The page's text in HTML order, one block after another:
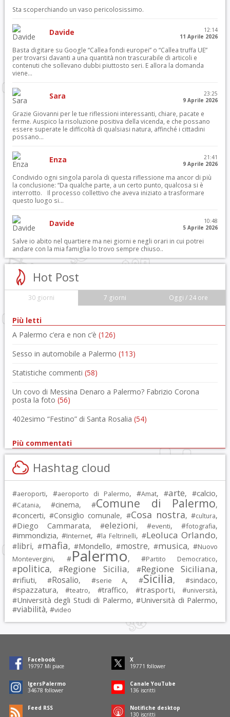
Sta scoperchiando un vaso pericolosissimo.
Davide
12:14
11 Aprile 2026
Basta digitare su Google “Callea fondi europei” o “Callea truffa UE”
per trovarsi davanti a una quantità non trascurabile di articoli e
contenuti che sollevano dubbi piuttosto seri. E allora la domanda
viene...
Sara
23:25
9 Aprile 2026
Grazie Giovanni per le tue riflessioni interessanti, chiare, pacate e
ferme. Auspico la risoluzione positiva della vicenda, e che possano
essere superate le difficoltà di qualsiasi natura, affinché i cittadini
possano...
Enza
21:41
9 Aprile 2026
Condivido ogni singola parola di questa riflessione ma ancor di più
la conclusione: “Da qualche parte, a un certo punto, qualcosa si è
interrotto. Il processo collettivo che aveva iniziato a trasformare
questo luogo si...
Davide
10:48
5 Aprile 2026
Salve io abito nel quartiere ma nei giorni e negli orari in cui potrei
andare con la mia famiglia lo trovo sempre chiuso..
Hot Post
30 giorni 7 giorni Oggi / 24 ore
Più letti
A Palermo c’era e non c’è (126)
Sesso in automobile a Palermo (113)
Statistiche commenti (58)
Un covo di Messina Denaro a Palermo? Fabrizio Corona
posta la foto (56)
402esimo “Festino” di Santa Rosalia (54)
Più commentati
Hashtag cloud
#aeroporti, #aeroporto di Palermo, #Amat, #arte, #calcio,
#Catania, #cinema, #Comune di Palermo,
#concerti, #Consiglio comunale, #Cosa nostra, #cultura,
#Diego Cammarata, #elezioni, #eventi, #fotografia,
#immondizia, #Internet, #la Feltrinelli, #Leoluca Orlando,
#libri, #mafia, #Mondello, #mostre, #musica, #Nuovo
Montevergini, #Palermo, #Partito Democratico,
#politica, #Regione Sicilia, #Regione Siciliana,
#rifiuti, #Rosalio, #serie A, #Sicilia, #sindaco,
#spazzatura, #teatro, #traffico, #trasporti, #università,
#Università degli Studi di Palermo, #Università di Palermo,
#viabilità, #video
Facebook
19797 Mi piace
X
19771 follower
IgersPalermo
34678 follower
Canale YouTube
136 iscritti
Feed RSS
Notifiche desktop
130 iscritti